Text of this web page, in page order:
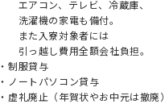
エアコン、テレビ、冷蔵庫、
洗濯機の家電も備付。
また入寮対象者には
引っ越し費用全額会社負担。
・制服貸与
・ノートパソコン貸与
・虚礼廃止（年賀状やお中元は撤廃）